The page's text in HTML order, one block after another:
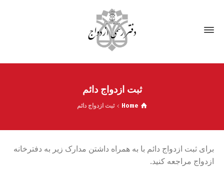
ثبت ازدواج دائم
Home ثبت ازدواج دائم
برای ثبت ازدواج دائم با به همراه داشتن مدارک زیر به دفترخانه
ازدواج مراجعه کنید.